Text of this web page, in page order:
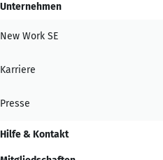
Unternehmen
New Work SE
Karriere
Presse
Hilfe & Kontakt